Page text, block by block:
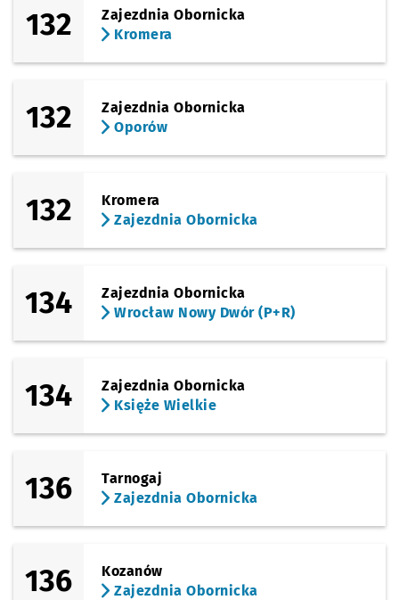
132
Zajezdnia Obornicka
Kromera
132
Zajezdnia Obornicka
Oporów
132
Kromera
Zajezdnia Obornicka
134
Zajezdnia Obornicka
Wrocław Nowy Dwór (P+R)
134
Zajezdnia Obornicka
Księże Wielkie
136
Tarnogaj
Zajezdnia Obornicka
136
Kozanów
Zajezdnia Obornicka